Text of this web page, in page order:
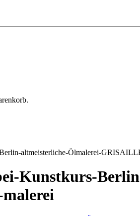
altmeisterliche-Ölmalerei-
Kunstkurs-